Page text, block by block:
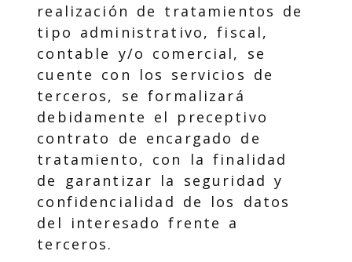
realización de tratamientos de
tipo administrativo, fiscal,
contable y/o comercial, se
cuente con los servicios de
terceros, se formalizará
debidamente el preceptivo
contrato de encargado de
tratamiento, con la finalidad
de garantizar la seguridad y
confidencialidad de los datos
del interesado frente a
terceros.